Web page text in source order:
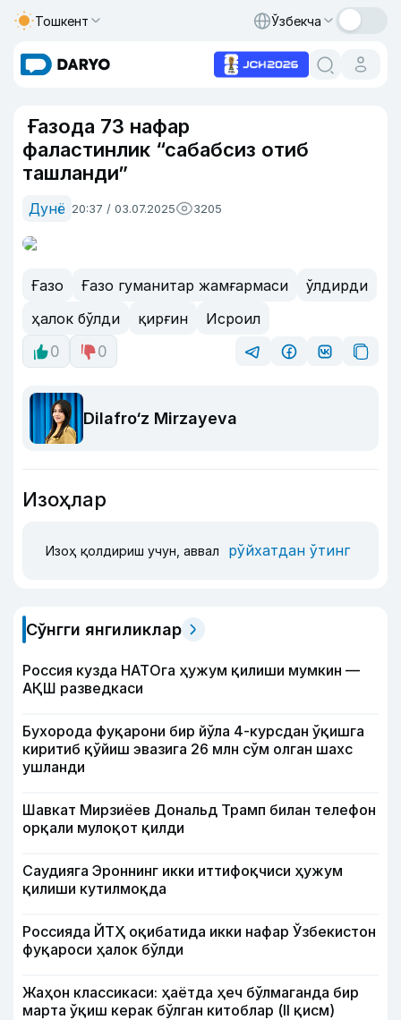
Тошкент Ўзбекча
Ғазода 73 нафар
фаластинлик “сабабсиз отиб
ташланди”
Дунё 20:37 / 03.07.2025 3205
Ғазо Ғазо гуманитар жамғармаси
ўлдирди
ҳалок бўлди
қирғин
Исроил
0
0
Dilafro‘z Mirzayeva
Изоҳлар
Изоҳ қолдириш учун, аввал рўйхатдан ўтинг
Сўнгги янгиликлар
Россия кузда НАТОга ҳужум қилиши мумкин —
АҚШ разведкаси
Бухорода фуқарони бир йўла 4-курсдан ўқишга
киритиб қўйиш эвазига 26 млн сўм олган шахс
ушланди
Шавкат Мирзиёев Дональд Трамп билан телефон
орқали мулоқот қилди
Саудияга Эроннинг икки иттифоқчиси ҳужум
қилиши кутилмоқда
Россияда ЙТҲ оқибатида икки нафар Ўзбекистон
фуқароси ҳалок бўлди
Жаҳон классикаси: ҳаётда ҳеч бўлмаганда бир
марта ўқиш керак бўлган китоблар (II қисм)